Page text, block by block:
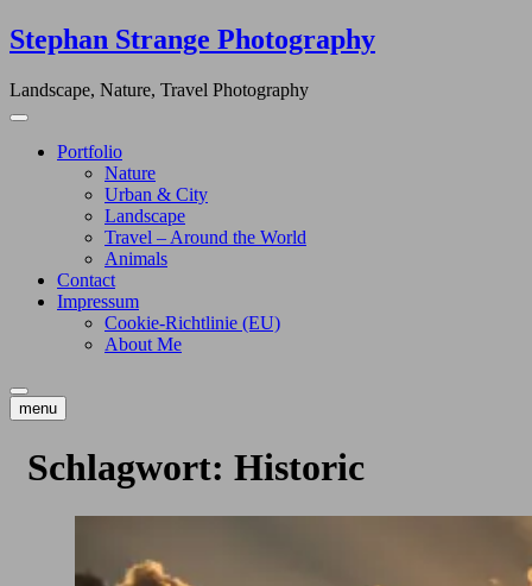
Skip
to
Stephan Strange Photography
Landscape, Nature, Travel Photography
Portfolio
Nature
Urban & City
Landscape
Travel – Around the World
Animals
Contact
Impressum
Cookie-Richtlinie (EU)
About Me
menu
Schlagwort: Historic